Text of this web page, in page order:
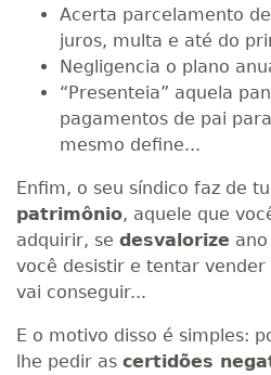
Acerta parcelamento
juros, multa e até do
Negligencia o plano
“Presenteia” aquela
pagamentos de pai
mesmo define...
Enfim, o seu síndico faz de
patrimônio, aquele que
adquirir, se desvalorize
você desistir e tentar
vai conseguir...
E o motivo disso é simples:
lhe pedir as certidões